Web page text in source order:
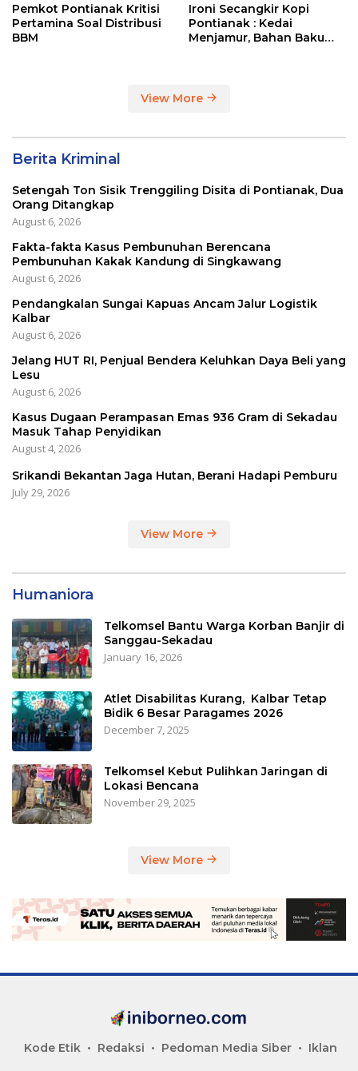
Pemkot Pontianak Kritisi
Pertamina Soal Distribusi
BBM
Ironi Secangkir Kopi
Pontianak : Kedai
Menjamur, Bahan Baku
View More
Berita Kriminal
Setengah Ton Sisik Trenggiling Disita di Pontianak, Dua
Orang Ditangkap
August 6, 2026
Fakta-fakta Kasus Pembunuhan Berencana
Pembunuhan Kakak Kandung di Singkawang
August 6, 2026
Pendangkalan Sungai Kapuas Ancam Jalur Logistik
Kalbar
August 6, 2026
Jelang HUT RI, Penjual Bendera Keluhkan Daya Beli yang
Lesu
August 6, 2026
Kasus Dugaan Perampasan Emas 936 Gram di Sekadau
Masuk Tahap Penyidikan
August 4, 2026
Srikandi Bekantan Jaga Hutan, Berani Hadapi Pemburu
July 29, 2026
View More
Humaniora
Telkomsel Bantu Warga Korban Banjir di
Sanggau-Sekadau
January 16, 2026
Atlet Disabilitas Kurang, Kalbar Tetap
Bidik 6 Besar Paragames 2026
December 7, 2025
Telkomsel Kebut Pulihkan Jaringan di
Lokasi Bencana
November 29, 2025
View More
Kode Etik Redaksi Pedoman Media Siber Iklan